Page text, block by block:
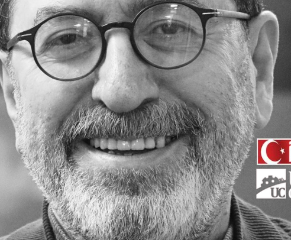
Geçiş
Mutlulukladır
UĞUR CANBOLAT
FUKARALIK boyumuzu
aşıyordu. Günlük
nafakasını çıkarmak
için hasat…